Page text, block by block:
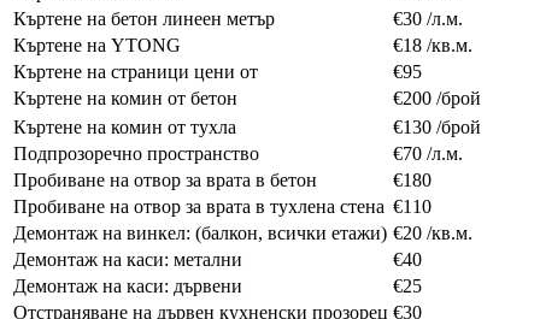
Къртене на бетон линеен метър
€30 /л.м.
Къртене на YTONG
€18 /кв.м.
Къртене на страници цени от
€95
Къртене на комин от бетон
€200 /брой
Къртене на комин от тухла
€130 /брой
Подпрозоречно пространство
€70 /л.м.
Пробиване на отвор за врата в бетон
€180
Пробиване на отвор за врата в тухлена стена €110
Демонтаж на винкел: (балкон, всички етажи) €20 /кв.м.
Демонтаж на каси: метални
€40
Демонтаж на каси: дървени
€25
Отстраняване на дървен кухненски прозорец €30